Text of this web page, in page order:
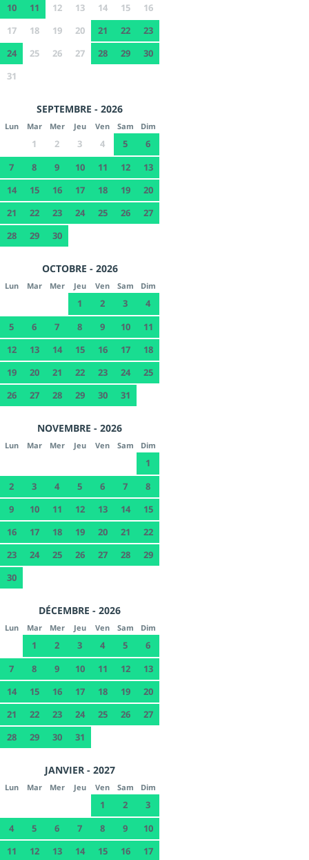
10
11 12 13 14 15
16
17
18 19 20 21 22
23
24
25 26 27 28 29
30
31
SEPTEMBRE - 2026
Lun Mar Mer Jeu Ven Sam Dim
1 2 3 4 5
6
7
8 9 10 11 12
13
14
15 16 17 18 19
20
21
22 23 24 25 26
27
28
29 30
OCTOBRE - 2026
Lun Mar Mer Jeu Ven Sam Dim
1 2 3
4
5
6 7 8 9 10
11
12
13 14 15 16 17
18
19
20 21 22 23 24
25
26
27 28 29 30 31
NOVEMBRE - 2026
Lun Mar Mer Jeu Ven Sam Dim
1
2
3 4 5 6 7
8
9
10 11 12 13 14
15
16
17 18 19 20 21
22
23
24 25 26 27 28
29
30
DÉCEMBRE - 2026
Lun Mar Mer Jeu Ven Sam Dim
1 2 3 4 5
6
7
8 9 10 11 12
13
14
15 16 17 18 19
20
21
22 23 24 25 26
27
28
29 30 31
JANVIER - 2027
Lun Mar Mer Jeu Ven Sam Dim
1 2
3
4
5 6 7 8 9
10
11
12 13 14 15 16 17